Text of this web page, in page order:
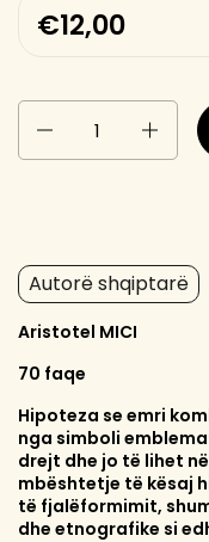
€12,00
Autorë shqiptarë
Aristotel MICI
70 faqe
Hipoteza se emri
nga simboli
drejt dhe jo të lihet
mbështetje të kësaj
të fjalëformimit,
dhe etnografike si